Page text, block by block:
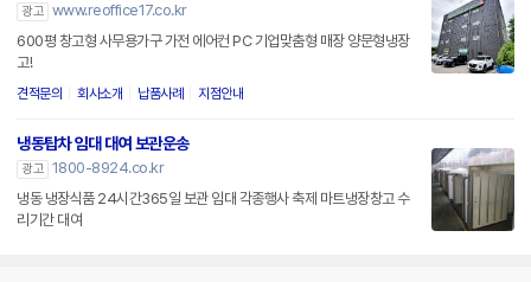
광고 www.reoffice17.co.kr
600평 창고형 사무용가구 가전 에어컨 PC 기업맞춤형 매장 양문형냉장
고!
견적문의 회사소개 납품사례 지점안내
냉동탑차 임대 대여 보관운송
광고 1800-8924.co.kr
냉동 냉장식품 24시간365일 보관 임대 각종행사 축제 마트냉장창고 수
리기간 대여